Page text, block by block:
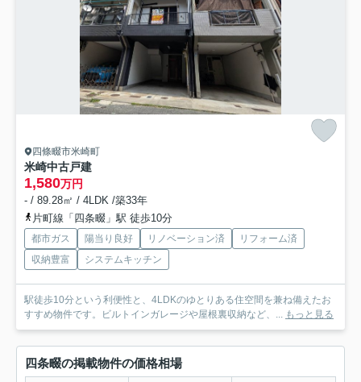
四條畷市米崎町
米崎中古戸建
1,580万円
- / 89.28㎡ / 4LDK /築33年
片町線「四条畷」駅 徒歩10分
都市ガス 陽当り良好 リノベーション済
リフォーム済
収納豊富
システムキッチン
駅徒歩10分という利便性と、4LDKのゆとりある住空間を兼ね備えたお
すすめ物件です。ビルトインガレージや屋根裏収納など、... もっと見る
四条畷の掲載物件の価格相場